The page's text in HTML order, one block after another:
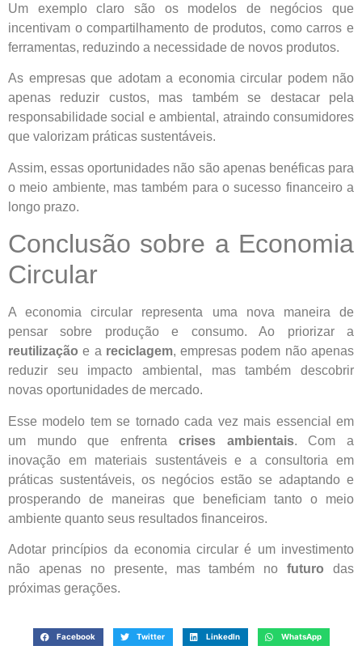
Um exemplo claro são os modelos de negócios que
incentivam o compartilhamento de produtos, como carros e
ferramentas, reduzindo a necessidade de novos produtos.
As empresas que adotam a economia circular podem não
apenas reduzir custos, mas também se destacar pela
responsabilidade social e ambiental, atraindo consumidores
que valorizam práticas sustentáveis.
Assim, essas oportunidades não são apenas benéficas para
o meio ambiente, mas também para o sucesso financeiro a
longo prazo.
Conclusão sobre a Economia
Circular
A economia circular representa uma nova maneira de
pensar sobre produção e consumo. Ao priorizar a
reutilização e a reciclagem, empresas podem não apenas
reduzir seu impacto ambiental, mas também descobrir
novas oportunidades de mercado.
Esse modelo tem se tornado cada vez mais essencial em
um mundo que enfrenta crises ambientais. Com a
inovação em materiais sustentáveis e a consultoria em
práticas sustentáveis, os negócios estão se adaptando e
prosperando de maneiras que beneficiam tanto o meio
ambiente quanto seus resultados financeiros.
Adotar princípios da economia circular é um investimento
não apenas no presente, mas também nofuturo das
próximas gerações.
Facebook Twitter LinkedIn WhatsApp